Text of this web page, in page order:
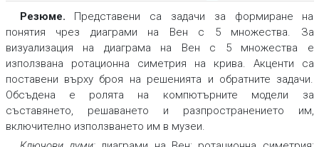
Резюме. Представени са задачи за формиране на
понятия чрез диаграми на Вен с 5 множества. За
визуализация на диаграма на Вен с 5 множества е
използвана ротационна симетрия на крива. Акценти са
поставени върху броя на решенията и обратните задачи.
Обсъдена е ролята на компютърните модели за
съставянето, решаването и разпространението им,
включително използването им в музеи.